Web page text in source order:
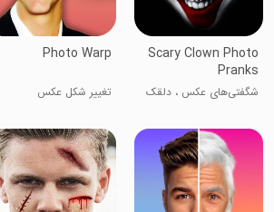
Scary Clown Photo
Pranks
شگفتی‌های عکس ، دلقک
Photo Warp
تغییر شکل عکس